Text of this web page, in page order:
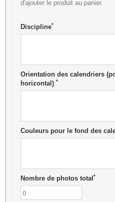
d'ajouter le produit au panier.
Discipline*
Orientation des calendriers
horizontal) *
Couleurs pour le fond des
Nombre de photos total *